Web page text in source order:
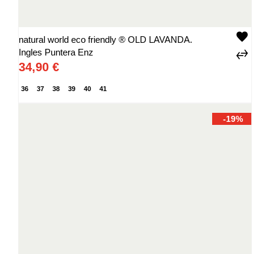
natural world eco friendly ® OLD LAVANDA.
Ingles Puntera Enz
34,90 €
36 37 38 39 40 41
-19%